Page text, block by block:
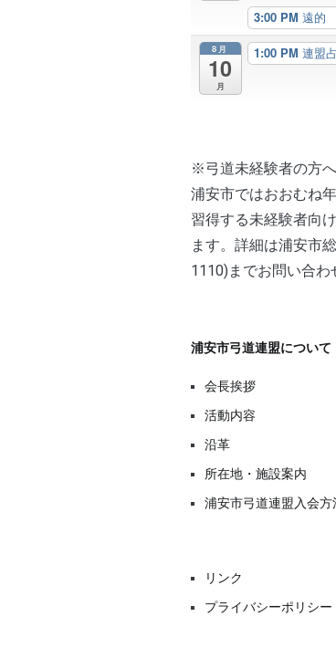
3:00 PM 遠的
8月
10
月
1:00 PM 連盟
※弓道未経験者の方
浦安市ではおおむね
習得する未経験者向
ます。詳細は浦安市
1110)までお問い合わ
浦安市弓道連盟について
会長挨拶
活動内容
沿革
所在地・施設案内
浦安市弓道連盟入会方
リンク
プライバシーポリシー